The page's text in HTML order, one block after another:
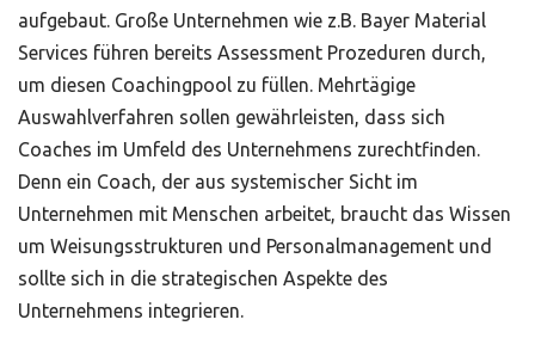
aufgebaut. Große Unternehmen wie z.B. Bayer Material
Services führen bereits Assessment Prozeduren durch,
um diesen Coachingpool zu füllen. Mehrtägige
Auswahlverfahren sollen gewährleisten, dass sich
Coaches im Umfeld des Unternehmens zurechtfinden.
Denn ein Coach, der aus systemischer Sicht im
Unternehmen mit Menschen arbeitet, braucht das Wissen
um Weisungsstrukturen und Personalmanagement und
sollte sich in die strategischen Aspekte des
Unternehmens integrieren.